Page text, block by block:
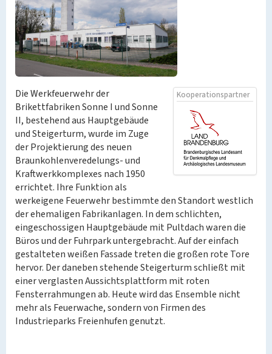
Kooperationspartner
Die Werkfeuerwehr der
Brikettfabriken Sonne I und Sonne
II, bestehend aus Hauptgebäude
und Steigerturm, wurde im Zuge
der Projektierung des neuen
Braunkohlenveredelungs- und
Kraftwerkkomplexes nach 1950
errichtet. Ihre Funktion als
werkeigene Feuerwehr bestimmte den Standort westlich
der ehemaligen Fabrikanlagen. In dem schlichten,
eingeschossigen Hauptgebäude mit Pultdach waren die
Büros und der Fuhrpark untergebracht. Auf der einfach
gestalteten weißen Fassade treten die großen rote Tore
hervor. Der daneben stehende Steigerturm schließt mit
einer verglasten Aussichtsplattform mit roten
Fensterrahmungen ab. Heute wird das Ensemble nicht
mehr als Feuerwache, sondern von Firmen des
Industrieparks Freienhufen genutzt.